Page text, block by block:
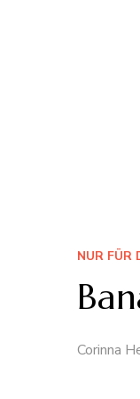
NUR FÜR
Corinna